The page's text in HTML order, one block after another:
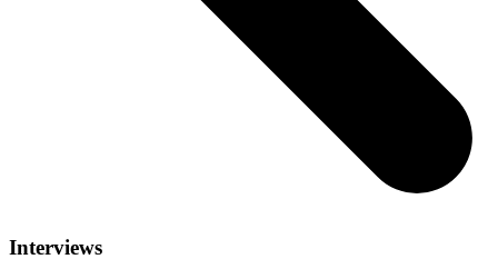
Interviews